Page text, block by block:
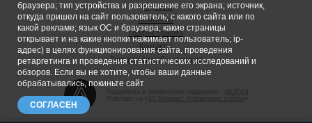
Депутаты
Комитеты
График приема
Контакты
Депутатские объединения
1С-Битрикс: Управление сайтом
браузера; тип устройства и разрешение его экрана; источник,
откуда пришел на сайт пользователь; с какого сайта или по
какой рекламе; язык ОС и браузера; какие страницы
открывает и на какие кнопки нажимает пользователь; ip-
адрес) в целях функционирования сайта, проведения
ретаргетинга и проведения статистических исследований и
обзоров. Если вы не хотите, чтобы ваши данные
обрабатывались, покиньте сайт
СОГЛАСЕН